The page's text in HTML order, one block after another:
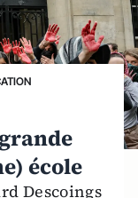
école
Descoings